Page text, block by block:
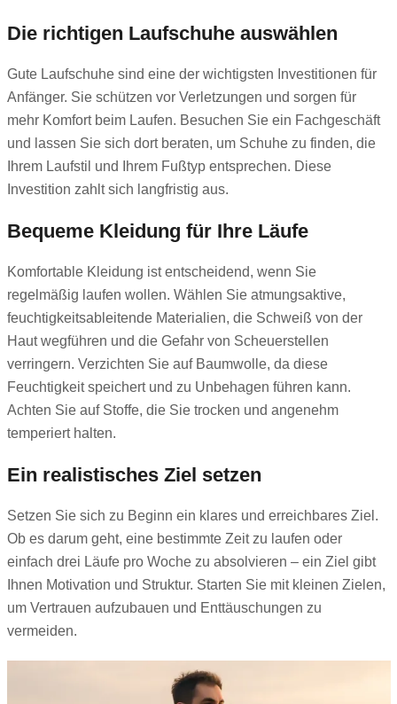
Die richtigen Laufschuhe auswählen
Gute Laufschuhe sind eine der wichtigsten Investitionen für
Anfänger. Sie schützen vor Verletzungen und sorgen für
mehr Komfort beim Laufen. Besuchen Sie ein Fachgeschäft
und lassen Sie sich dort beraten, um Schuhe zu finden, die
Ihrem Laufstil und Ihrem Fußtyp entsprechen. Diese
Investition zahlt sich langfristig aus.
Bequeme Kleidung für Ihre Läufe
Komfortable Kleidung ist entscheidend, wenn Sie
regelmäßig laufen wollen. Wählen Sie atmungsaktive,
feuchtigkeitsableitende Materialien, die Schweiß von der
Haut wegführen und die Gefahr von Scheuerstellen
verringern. Verzichten Sie auf Baumwolle, da diese
Feuchtigkeit speichert und zu Unbehagen führen kann.
Achten Sie auf Stoffe, die Sie trocken und angenehm
temperiert halten.
Ein realistisches Ziel setzen
Setzen Sie sich zu Beginn ein klares und erreichbares Ziel.
Ob es darum geht, eine bestimmte Zeit zu laufen oder
einfach drei Läufe pro Woche zu absolvieren – ein Ziel gibt
Ihnen Motivation und Struktur. Starten Sie mit kleinen Zielen,
um Vertrauen aufzubauen und Enttäuschungen zu
vermeiden.